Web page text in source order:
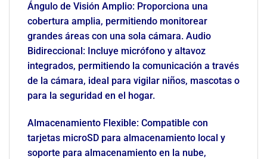
Ángulo de Visión Amplio: Proporciona una
cobertura amplia, permitiendo monitorear
grandes áreas con una sola cámara. Audio
Bidireccional: Incluye micrófono y altavoz
integrados, permitiendo la comunicación a través
de la cámara, ideal para vigilar niños, mascotas o
para la seguridad en el hogar.
Almacenamiento Flexible: Compatible con
tarjetas microSD para almacenamiento local y
soporte para almacenamiento en la nube,